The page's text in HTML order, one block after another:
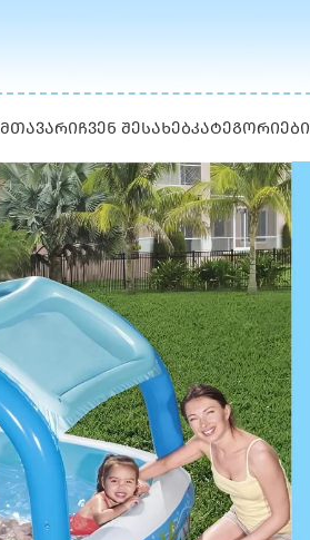
ᲛᲗᲐᲕᲐᲠᲘᲩᲕᲔᲜ ᲨᲔᲡᲐᲮᲔᲑᲙᲐᲢᲔᲒᲝᲠᲘᲔᲑᲘ